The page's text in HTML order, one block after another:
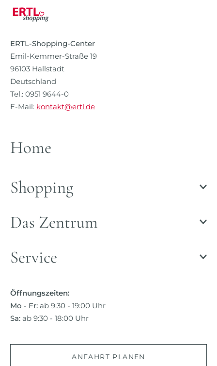
ERTL-Shopping-Center
Emil-Kemmer-Straße 19
96103 Hallstadt
Deutschland
Tel.: 0951 9644-0
E-Mail: kontakt@ertl.de
Home
Shopping
Das Zentrum
Service
Öffnungszeiten:
Mo - Fr: ab 9:30 - 19:00 Uhr
Sa: ab 9:30 - 18:00 Uhr
ANFAHRT PLANEN